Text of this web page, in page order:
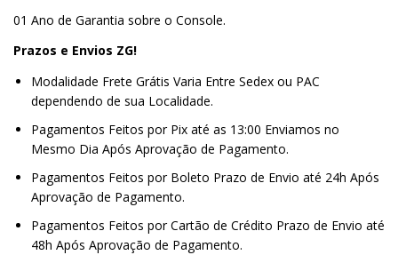
01 Ano de Garantia sobre o Console.
Prazos e Envios ZG!
Modalidade Frete Grátis Varia Entre Sedex ou PAC
dependendo de sua Localidade.
Pagamentos Feitos por Pix até as 13:00 Enviamos no
Mesmo Dia Após Aprovação de Pagamento.
Pagamentos Feitos por Boleto Prazo de Envio até 24h Após
Aprovação de Pagamento.
Pagamentos Feitos por Cartão de Crédito Prazo de Envio até
48h Após Aprovação de Pagamento.